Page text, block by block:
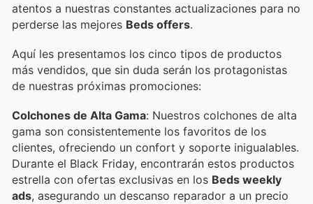
atentos a nuestras constantes actualizaciones para no
perderse las mejores Beds offers.
Aquí les presentamos los cinco tipos de productos
más vendidos, que sin duda serán los protagonistas
de nuestras próximas promociones:
Colchones de Alta Gama: Nuestros colchones de alta
gama son consistentemente los favoritos de los
clientes, ofreciendo un confort y soporte inigualables.
Durante el Black Friday, encontrarán estos productos
estrella con ofertas exclusivas en los Beds weekly
ads, asegurando un descanso reparador a un precio